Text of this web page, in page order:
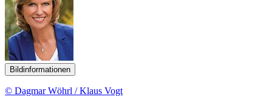
Bildinformationen
© Dagmar Wöhrl / Klaus Vogt